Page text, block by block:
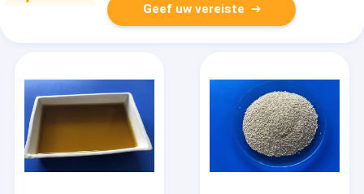
Geef uw vereiste